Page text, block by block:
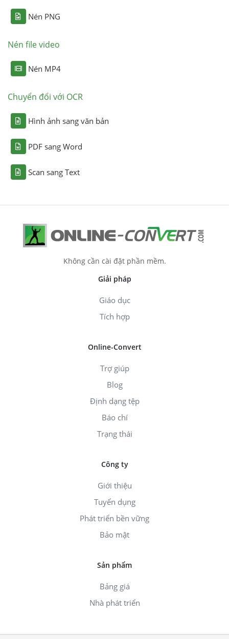
Nén PNG
Nén file video
Nén MP4
Chuyển đổi với OCR
Hình ảnh sang văn bản
PDF sang Word
Scan sang Text
Không cần cài đặt phần mềm.
Giải pháp
Giáo dục
Tích hợp
Online-Convert
Trợ giúp
Blog
Định dạng tệp
Báo chí
Trạng thái
Công ty
Giới thiệu
Tuyển dụng
Phát triển bền vững
Bảo mật
Sản phẩm
Bảng giá
Nhà phát triển